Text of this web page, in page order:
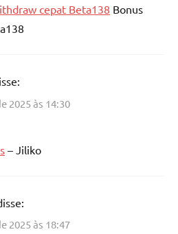
cepat Beta138 Bonus
2025 às 14:30
– Jiliko
2025 às 18:47